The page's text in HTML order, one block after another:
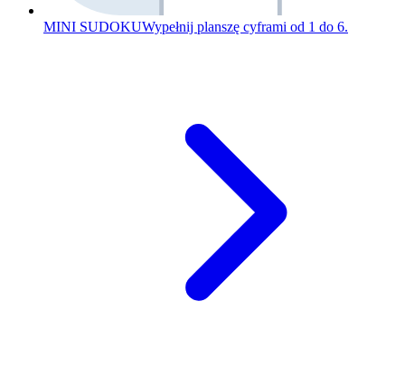
MINI SUDOKUWypełnij planszę cyframi od 1 do 6.